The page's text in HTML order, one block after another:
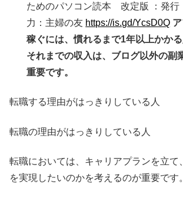
ためのパソコン読本 改定版 ：発行
力：主婦の友 https://is.gd/YcsD0Q
稼ぐには、慣れるまで1年以上かかる
それまでの収入は、ブログ以外の副
重要です。
転職する理由がはっきりしている人
転職の理由がはっきりしている人
転職においては、キャリアプランを立て
を実現したいのかを考えるのが重要です。